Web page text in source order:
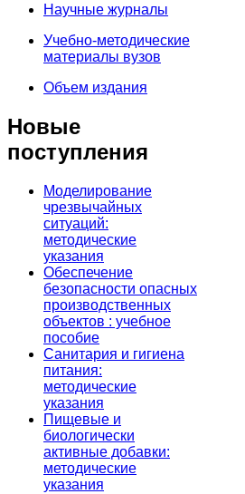
Научные журналы
Учебно-методические
материалы вузов
Объем издания
Новые
поступления
Моделирование
чрезвычайных
ситуаций:
методические
указания
Обеспечение
безопасности опасных
производственных
объектов : учебное
пособие
Санитария и гигиена
питания:
методические
указания
Пищевые и
биологически
активные добавки:
методические
указания